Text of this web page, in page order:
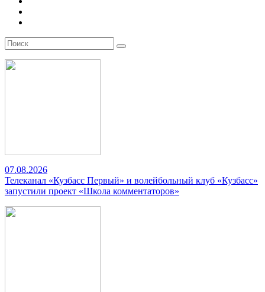
07.08.2026
Телеканал «Кузбасс Первый» и волейбольный клуб «Кузбасс»
запустили проект «Школа комментаторов»